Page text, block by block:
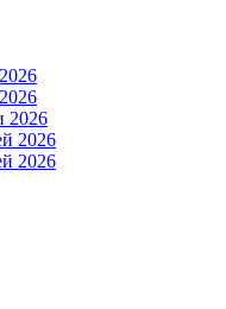
2026
2026
2026